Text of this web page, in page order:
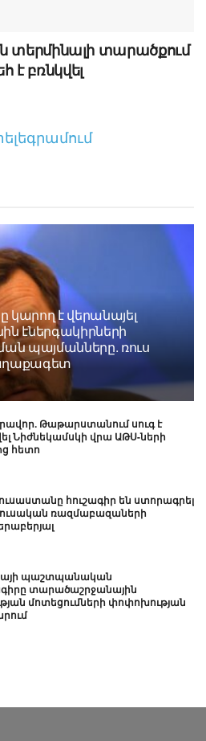
տերմինալի տարածքում
է բռնկվել
է վերանայել
էներգակիրների
պայմանները. ռուս
Թաթարստանում սուգ է
Նիժնեկամսկի վրա ԱԹՍ-ների
հետո
հուշագիր են ստորագրել
ռազմաբազաների
պաշտպանական
տարածաշրջանային
մոտեցումների փոփոխության